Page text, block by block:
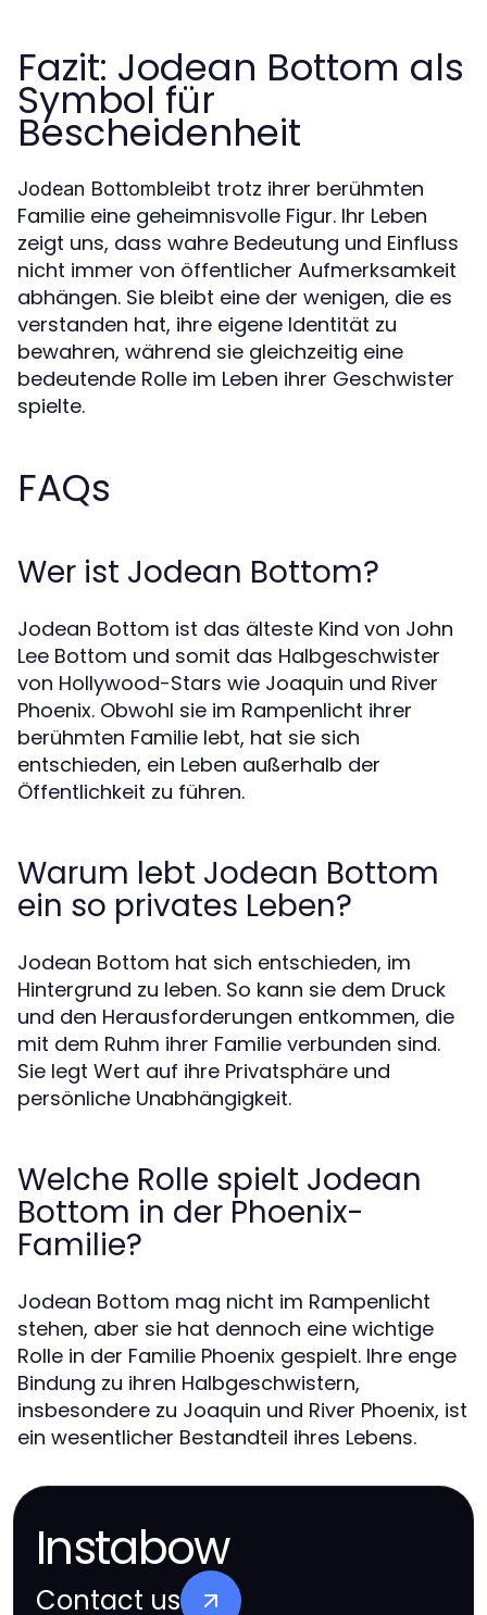
Fazit: Jodean Bottom als
Symbol für
Bescheidenheit
Jodean Bottombleibt trotz ihrer berühmten
Familie eine geheimnisvolle Figur. Ihr Leben
zeigt uns, dass wahre Bedeutung und Einfluss
nicht immer von öffentlicher Aufmerksamkeit
abhängen. Sie bleibt eine der wenigen, die es
verstanden hat, ihre eigene Identität zu
bewahren, während sie gleichzeitig eine
bedeutende Rolle im Leben ihrer Geschwister
spielte.
FAQs
Wer ist Jodean Bottom?
Jodean Bottom ist das älteste Kind von John
Lee Bottom und somit das Halbgeschwister
von Hollywood-Stars wie Joaquin und River
Phoenix. Obwohl sie im Rampenlicht ihrer
berühmten Familie lebt, hat sie sich
entschieden, ein Leben außerhalb der
Öffentlichkeit zu führen.
Warum lebt Jodean Bottom
ein so privates Leben?
Jodean Bottom hat sich entschieden, im
Hintergrund zu leben. So kann sie dem Druck
und den Herausforderungen entkommen, die
mit dem Ruhm ihrer Familie verbunden sind.
Sie legt Wert auf ihre Privatsphäre und
persönliche Unabhängigkeit.
Welche Rolle spielt Jodean
Bottom in der Phoenix-
Familie?
Jodean Bottom mag nicht im Rampenlicht
stehen, aber sie hat dennoch eine wichtige
Rolle in der Familie Phoenix gespielt. Ihre enge
Bindung zu ihren Halbgeschwistern,
insbesondere zu Joaquin und River Phoenix, ist
ein wesentlicher Bestandteil ihres Lebens.
Instabow
Contact us